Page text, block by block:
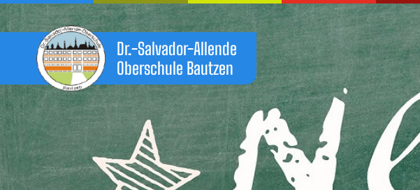
Zum
Inhalt
springen
Dr.-Salvador-Allende
Oberschule Bautzen